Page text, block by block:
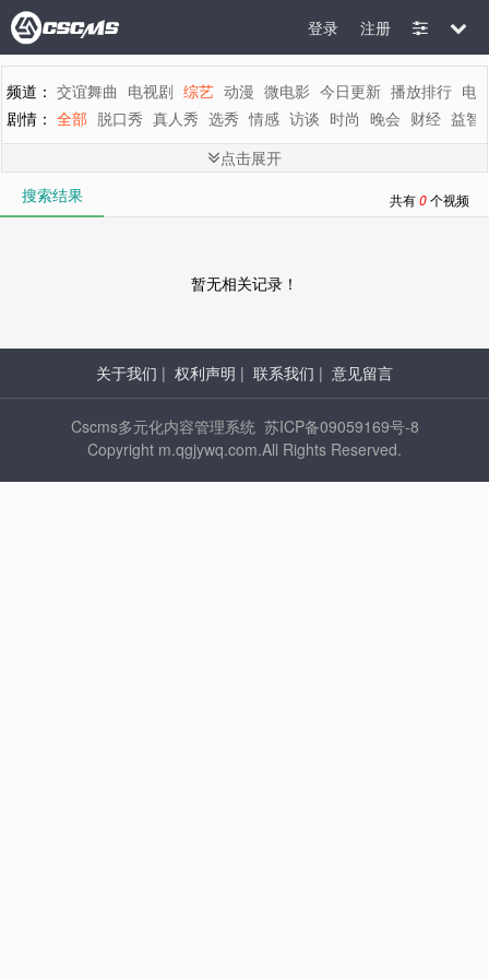
注册
登录
频道： 交谊舞曲 电视剧 综艺 动漫 微电影 今日更新 播放排行 电
剧情： 全部 脱口秀 真人秀 选秀 情感 访谈 时尚 晚会 财经 益智
地区： 全部 内地 香港 台湾 韩国 泰国 日本 美国 英国 新加坡
年代： 全部 2015 2014 2013 2012 2011 2010 2009 2008 2007
字母： 全部 K L M
点击展开
搜索结果
共有0个视频
暂无相关记录！
关于我们 | 权利声明 | 联系我们 | 意见留言
Cscms多元化内容管理系统 苏ICP备09059169号-8
Copyright m.qgjywq.com.All Rights Reserved.